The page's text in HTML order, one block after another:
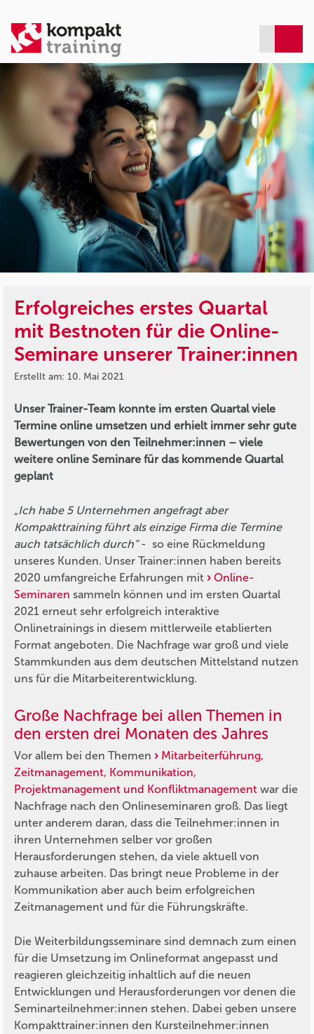
Erfolgreiches erstes Quartal
mit Bestnoten für die Online-
Seminare unserer Trainer:innen
Erstellt am: 10. Mai 2021
Unser Trainer-Team konnte im ersten Quartal viele
Termine online umsetzen und erhielt immer sehr gute
Bewertungen von den Teilnehmer:innen – viele
weitere online Seminare für das kommende Quartal
geplant
„Ich habe 5 Unternehmen angefragt aber
Kompakttraining führt als einzige Firma die Termine
auch tatsächlich durch“- so eine Rückmeldung
unseres Kunden. Unser Trainer:innen haben bereits
2020 umfangreiche Erfahrungen mit
Online-
Seminaren sammeln können und im ersten Quartal
2021 erneut sehr erfolgreich interaktive
Onlinetrainings in diesem mittlerweile etablierten
Format angeboten. Die Nachfrage war groß und viele
Stammkunden aus dem deutschen Mittelstand nutzen
uns für die Mitarbeiterentwicklung.
Große Nachfrage bei allen Themen in
den ersten drei Monaten des Jahres
Vor allem bei den Themen
Mitarbeiterführung,
Zeitmanagement, Kommunikation,
Projektmanagement und Konfliktmanagement war die
Nachfrage nach den Onlineseminaren groß. Das liegt
unter anderem daran, dass die Teilnehmer:innen in
ihren Unternehmen selber vor großen
Herausforderungen stehen, da viele aktuell von
zuhause arbeiten. Das bringt neue Probleme in der
Kommunikation aber auch beim erfolgreichen
Zeitmanagement und für die Führungskräfte.
Die Weiterbildungsseminare sind demnach zum einen
für die Umsetzung im Onlineformat angepasst und
reagieren gleichzeitig inhaltlich auf die neuen
Entwicklungen und Herausforderungen vor denen die
Seminarteilnehmer:innen stehen. Dabei geben unsere
Kompakttrainer:innen den Kursteilnehmer:innen